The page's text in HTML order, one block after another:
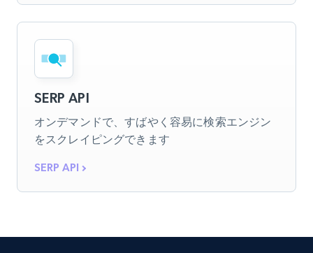
SERP API
オンデマンドで、すばやく容易に検索エンジン
をスクレイピングできます
SERP API